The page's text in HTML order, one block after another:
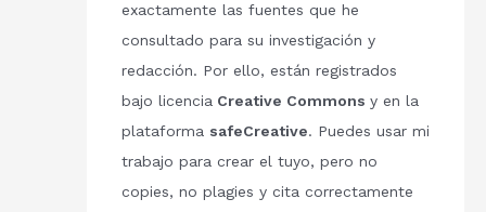
exactamente las fuentes que he
consultado para su investigación y
redacción. Por ello, están registrados
bajo licencia Creative Commons y en la
plataforma safeCreative. Puedes usar mi
trabajo para crear el tuyo, pero no
copies, no plagies y cita correctamente